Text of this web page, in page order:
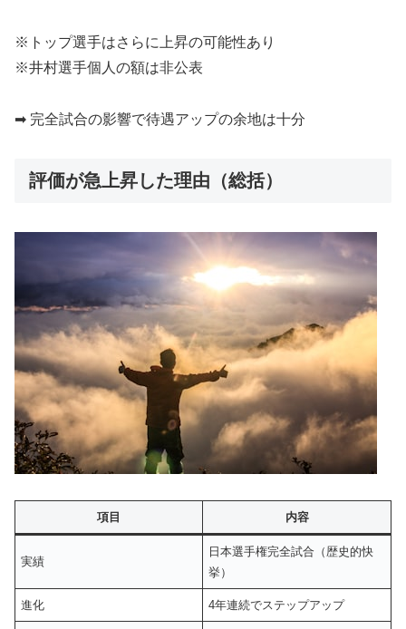
※トップ選手はさらに上昇の可能性あり
※井村選手個人の額は非公表
➡ 完全試合の影響で待遇アップの余地は十分
評価が急上昇した理由（総括）
項目 内容
実績
日本選手権完全試合（歴史的快
挙）
進化 4年連続でステップアップ